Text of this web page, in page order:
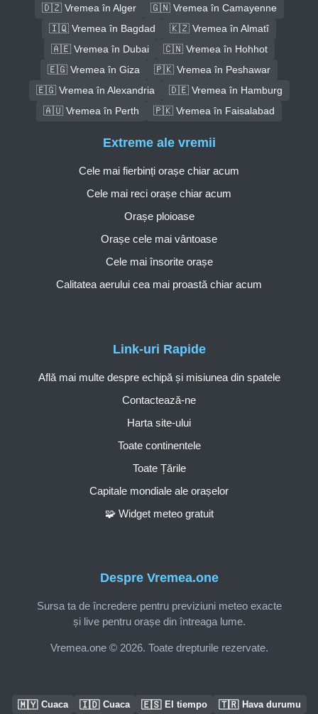
🇩🇿 Vremea în Alger
🇬🇳 Vremea în Camayenne
🇮🇶 Vremea în Bagdad
🇰🇿 Vremea în Almatî
🇦🇪 Vremea în Dubai
🇨🇳 Vremea în Hohhot
🇪🇬 Vremea în Giza
🇵🇰 Vremea în Peshawar
🇪🇬 Vremea în Alexandria
🇩🇪 Vremea în Hamburg
🇦🇺 Vremea în Perth
🇵🇰 Vremea în Faisalabad
Despre Vremea.one
Sursa ta de încredere pentru previziuni meteo exacte
și live pentru orașe din întreaga lume.
Vremea.one © 2026. Toate drepturile rezervate.
Link-uri Rapide
Află mai multe despre echipă și misiunea din spatele
Contactează-ne
Harta site-ului
Toate continentele
Toate Țările
Capitale mondiale ale orașelor
🧩 Widget meteo gratuit
Extreme ale vremii
Cele mai fierbinți orașe chiar acum
Cele mai reci orașe chiar acum
Orașe ploioase
Orașe cele mai vântoase
Cele mai însorite orașe
Calitatea aerului cea mai proastă chiar acum
🇲🇾 Cuaca 🇮🇩 Cuaca 🇪🇸 El tiempo 🇹🇷 Hava durumu